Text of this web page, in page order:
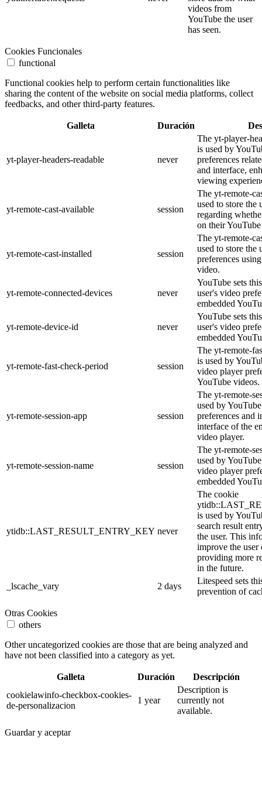
videos from
YouTube the user
has seen.
Cookies Funcionales
functional
Functional cookies help to perform certain functionalities like
sharing the content of the website on social media platforms, collect
feedbacks, and other third-party features.
Galleta Duración
yt-player-headers-readable never
The yt-player-
is used by
preferences
and interface,
viewing
yt-remote-cast-available session
The yt-remote-
used to store the
regarding
on their
yt-remote-cast-installed session
The yt-remote-
used to store the
preferences
video.
yt-remote-connected-devices never
YouTube sets
user's video
embedded
yt-remote-device-id never
YouTube sets
user's video
embedded
yt-remote-fast-check-period session
The yt-remote-
is used by
video player
YouTube videos.
yt-remote-session-app session
The yt-remote-
used by
preferences and
interface of the
video player.
yt-remote-session-name session
The yt-remote-
used by
video player
embedded
ytidb::LAST_RESULT_ENTRY_KEY never
The cookie
is used by
search result
the user. This
improve the user
providing more
in the future.
_lscache_vary
2 days
Litespeed sets
prevention of
Otras Cookies
others
Other uncategorized cookies are those that are being analyzed and
have not been classified into a category as yet.
Galleta Duración
Descripción
cookielawinfo-checkbox-cookies-
de-personalizacion
1 year
Description is
currently not
available.
Guardar y aceptar